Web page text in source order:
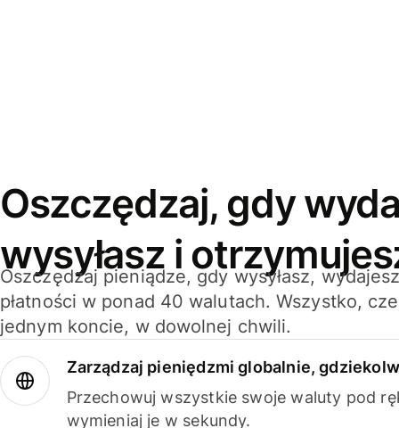
Oszczędzaj, gdy
wysyłasz i
Oszczędzaj pieniądze, gdy wysyłasz,
płatności w ponad 40 walutach. Wszystko,
jednym koncie, w dowolnej chwili.
Zarządzaj pieniędzmi globalnie,
Przechowuj wszystkie swoje waluty pod
wymieniaj je w sekundy.